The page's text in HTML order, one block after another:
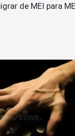
de MEI para